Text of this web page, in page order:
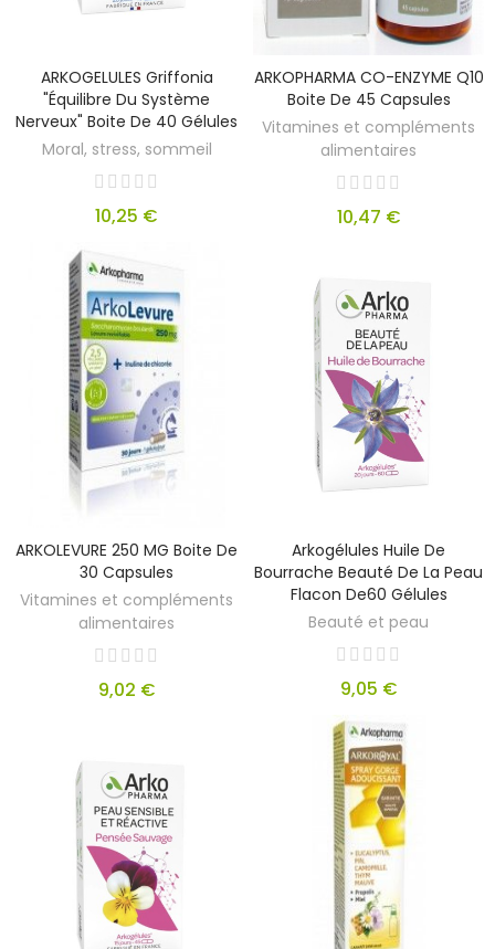
ARKOGELULES Griffonia
"équilibre Du Système
Nerveux" Boite De 40 Gélules
Moral, stress, sommeil
10,25 €
ARKOPHARMA CO-ENZYME Q10
Boite De 45 Capsules
Vitamines et compléments
alimentaires
10,47 €
ARKOLEVURE 250 MG Boite De
30 Capsules
Vitamines et compléments
alimentaires
9,02 €
Arkogélules Huile De
Bourrache Beauté De La Peau
Flacon De60 Gélules
Beauté et peau
9,05 €